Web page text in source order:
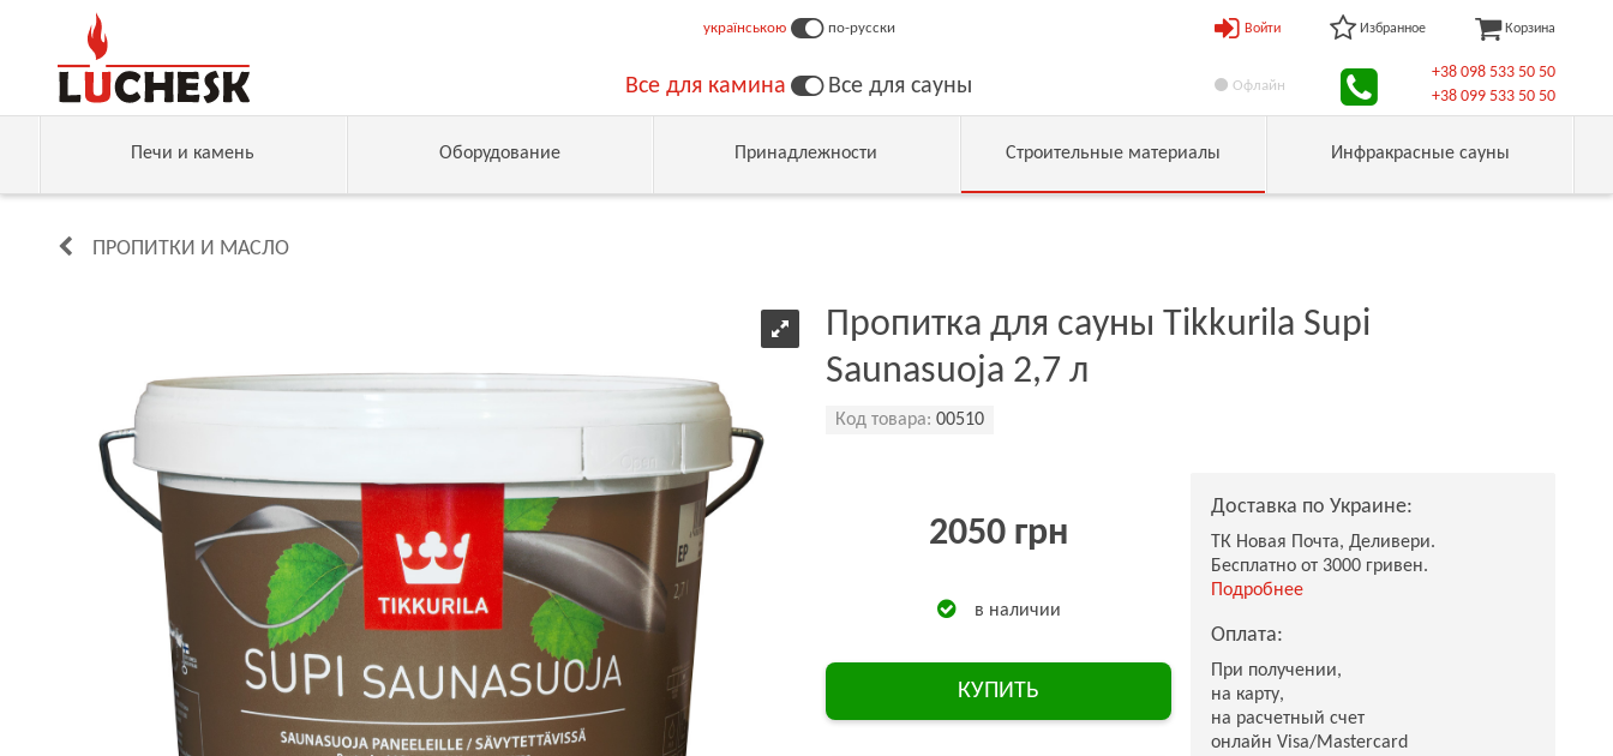
українською по-русски
Все для камина Все для сауны
Войти Избранное Корзина
Офлайн
+38 098 533 50 50
+38 099 533 50 50
Печи и камень Оборудование Принадлежности Строительные материалы Инфракрасные сауны
ПРОПИТКИ И МАСЛО
Пропитка для сауны Tikkurila Supi
Saunasuoja 2,7 л
Код товара: 00510
2050 грн
в наличии
КУПИТЬ
Доставка по Украине:
ТК Новая Почта, Деливери.
Бесплатно от 3000 гривен.
Подробнее
Оплата:
При получении,
на карту,
на расчетный счет
онлайн Visa/Mastercard